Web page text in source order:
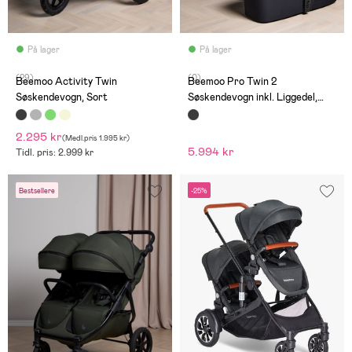
På lager
(29)
Beemoo Activity Twin
Søskendevogn, Sort
2.295 kr(Medl.pris 1.995 kr)
Tidl. pris: 2.999 kr
På lager
(0)
Beemoo Pro Twin 2
Søskendevogn inkl. Liggedel,
Coffee Black
5.994 kr
Bestsellere -25%